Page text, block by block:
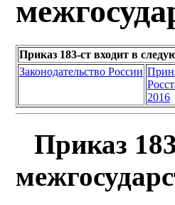
Приказ 183-ст входит в
Законодательство России
2016
Приказ